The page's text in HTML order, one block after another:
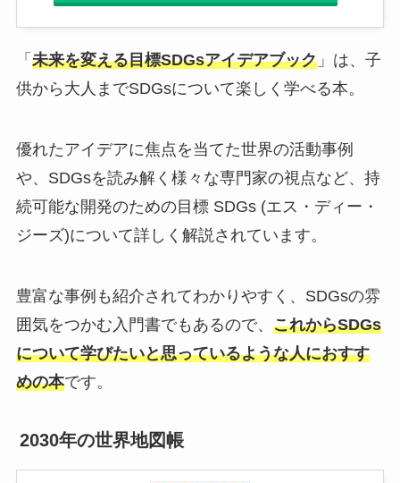
「 未来を変える目標SDGsアイデアブック」は、子
供から大人までSDGsについて楽しく学べる本。
優れたアイデアに焦点を当てた世界の活動事例
や、SDGsを読み解く様々な専門家の視点など、持
続可能な開発のための目標 SDGs (エス・ディー・
ジーズ)について詳しく解説されています。
豊富な事例も紹介されてわかりやすく、SDGsの雰
囲気をつかむ入門書でもあるので、 これからSDGs
について学びたいと思っているような人におすす
めの本です。
2030年の世界地図帳